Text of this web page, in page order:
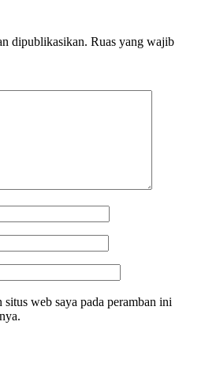
dipublikasikan. Ruas yang wajib
situs web saya pada peramban ini